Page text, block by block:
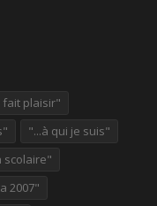
fait plaisir"
"...à qui je suis"
scolaire"
2007"